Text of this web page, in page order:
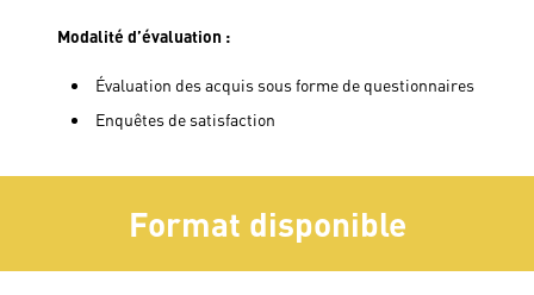
Modalité d’évaluation :
Évaluation des acquis sous forme de questionnaires
Enquêtes de satisfaction
Format disponible